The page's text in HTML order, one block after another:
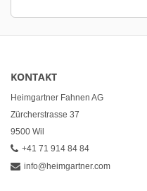
KONTAKT
Heimgartner Fahnen AG
Zürcherstrasse 37
9500 Wil
+41 71 914 84 84
info@heimgartner.com